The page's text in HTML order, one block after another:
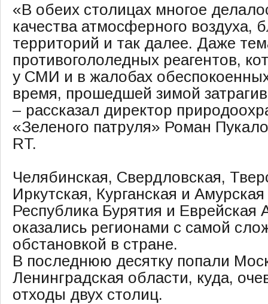
«В обеих столицах многое
качества атмосферного воздуха,
территорий и так далее. Даже
противогололедных реагентов,
у СМИ и в жалобах
время, прошедшей зимой
– рассказал директор
«Зеленого патруля» Роман
RT.
Челябинская, Свердловская,
Иркутская, Курганская и
Республика Бурятия и Еврейская
оказались регионами с самой
обстановкой в стране.
В последнюю десятку попали
Ленинградская области, куда,
отходы двух столиц.